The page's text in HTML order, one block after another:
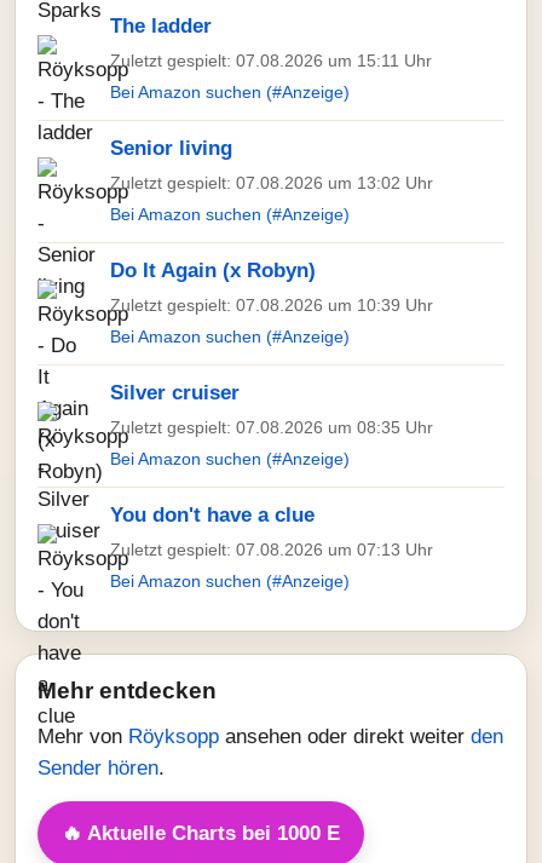
The ladder
Zuletzt gespielt: 07.08.2026 um 15:11 Uhr
Bei Amazon suchen (#Anzeige)
Senior living
Zuletzt gespielt: 07.08.2026 um 13:02 Uhr
Bei Amazon suchen (#Anzeige)
Do It Again (x Robyn)
Zuletzt gespielt: 07.08.2026 um 10:39 Uhr
Bei Amazon suchen (#Anzeige)
Silver cruiser
Zuletzt gespielt: 07.08.2026 um 08:35 Uhr
Bei Amazon suchen (#Anzeige)
You don't have a clue
Zuletzt gespielt: 07.08.2026 um 07:13 Uhr
Bei Amazon suchen (#Anzeige)
Mehr entdecken
Mehr von Röyksopp ansehen oder direkt weiter den
Sender hören.
🔥 Aktuelle Charts bei 1000 E